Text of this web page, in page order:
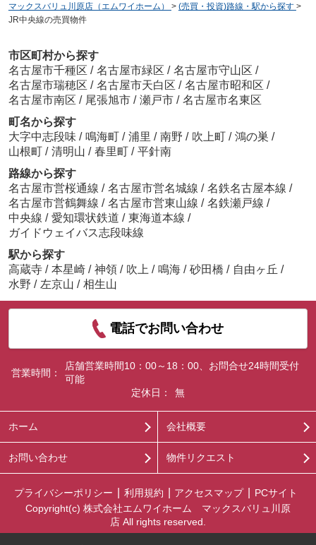
マックスバリュ川原店（エムワイホーム） > (売買・投資)路線・駅から探す >
JR中央線の売買物件
市区町村から探す
名古屋市千種区 / 名古屋市緑区 / 名古屋市守山区 /
名古屋市瑞穂区 / 名古屋市天白区 / 名古屋市昭和区 /
名古屋市南区 / 尾張旭市 / 瀬戸市 / 名古屋市名東区
町名から探す
大字中志段味 / 鳴海町 / 浦里 / 南野 / 吹上町 / 鴻の巣 /
山根町 / 清明山 / 春里町 / 平針南
路線から探す
名古屋市営桜通線 / 名古屋市営名城線 / 名鉄名古屋本線 /
名古屋市営鶴舞線 / 名古屋市営東山線 / 名鉄瀬戸線 /
中央線 / 愛知環状鉄道 / 東海道本線 /
ガイドウェイバス志段味線
駅から探す
高蔵寺 / 本星崎 / 神領 / 吹上 / 鳴海 / 砂田橋 / 自由ヶ丘 /
水野 / 左京山 / 相生山
電話でお問い合わせ
営業時間：
店舗営業時間10：00～18：00、お問合せ24時間受付
可能
定休日：
無
ホーム 会社概要
お問い合わせ 物件リクエスト
プライバシーポリシー 利用規約 アクセスマップ
PCサイト
Copyright(c) 株式会社エムワイホーム マックスバリュ川原
店 All rights reserved.